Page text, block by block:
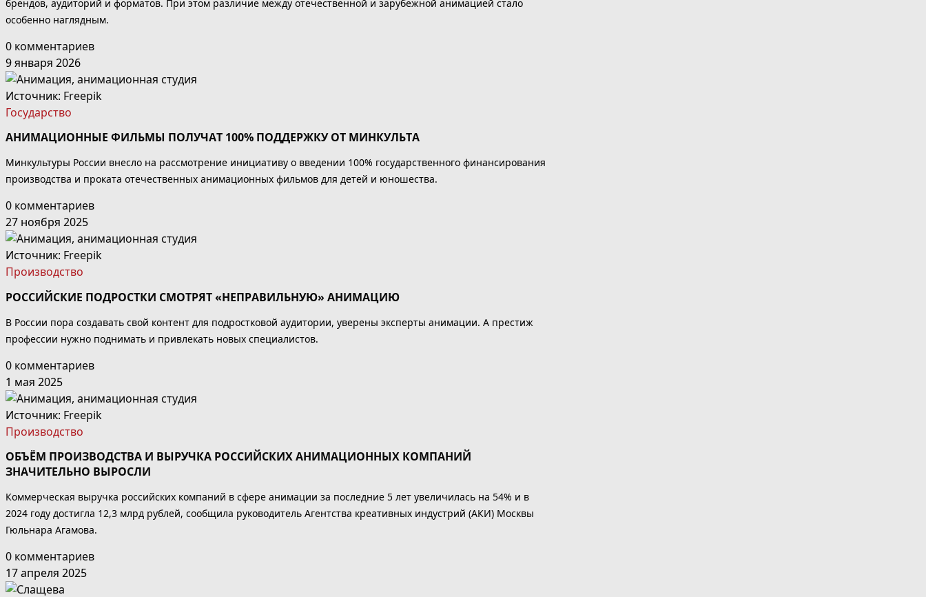
брендов, аудиторий и форматов. При этом различие между отечественной и зарубежной анимацией стало
особенно наглядным.
0 комментариев
9 января 2026
Источник: Freepik
Государство
АНИМАЦИОННЫЕ ФИЛЬМЫ ПОЛУЧАТ 100% ПОДДЕРЖКУ ОТ МИНКУЛЬТА
Минкультуры России внесло на рассмотрение инициативу о введении 100% государственного финансирования
производства и проката отечественных анимационных фильмов для детей и юношества.
0 комментариев
27 ноября 2025
Источник: Freepik
Производство
РОССИЙСКИЕ ПОДРОСТКИ СМОТРЯТ «НЕПРАВИЛЬНУЮ» АНИМАЦИЮ
В России пора создавать свой контент для подростковой аудитории, уверены эксперты анимации. А престиж
профессии нужно поднимать и привлекать новых специалистов.
0 комментариев
1 мая 2025
Источник: Freepik
Производство
ОБЪЁМ ПРОИЗВОДСТВА И ВЫРУЧКА РОССИЙСКИХ АНИМАЦИОННЫХ КОМПАНИЙ
ЗНАЧИТЕЛЬНО ВЫРОСЛИ
Коммерческая выручка российских компаний в сфере анимации за последние 5 лет увеличилась на 54% и в
2024 году достигла 12,3 млрд рублей, сообщила руководитель Агентства креативных индустрий (АКИ) Москвы
Гюльнара Агамова.
0 комментариев
17 апреля 2025